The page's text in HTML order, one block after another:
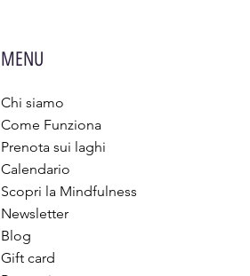
MENU
Chi siamo
Come Funziona
Prenota sui laghi
Calendario
Scopri la Mindfulness
Newsletter
Blog
Gift card